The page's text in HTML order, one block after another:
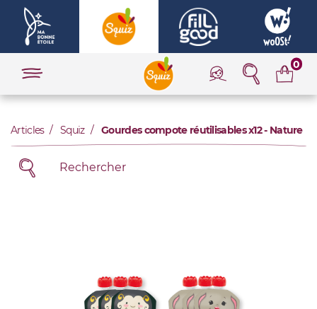
0
Articles Squiz Gourdes compote réutilisables x12 - Nature